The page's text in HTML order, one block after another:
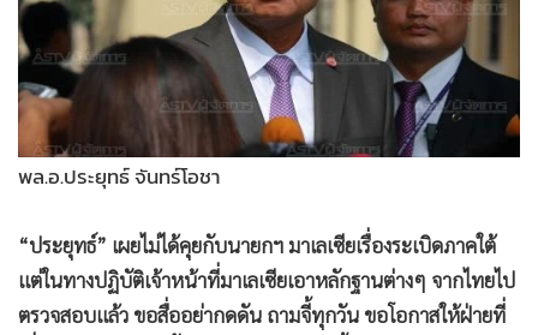
•
Management & HR
• MGR Live
• Infographic
การเมือง
• ท่องเที่ยว
• ต่างประเทศ
• Special Scoop
• เศรษฐกิจ-ธุรกิจ
พล.อ.ประยุทธ์ จันทร์โอชา
“ประยุทธ์” เผยไม่ได้คุยกับนายกฯ มาเลเซียเรื่องระเบิดภาคใต้
แต่ในทางปฏิบัติเจ้าหน้าที่มาเลเซียเอาหลักฐานต่างๆ จากไทยไป
ตรวจสอบแล้ว ขอสื่ออย่ากดดัน ถามจี้ทุกวัน ขอโอกาสให้ฝ่ายที่